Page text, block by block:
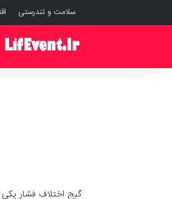
سلامت و تندرستی
گیج اختلاف فشار